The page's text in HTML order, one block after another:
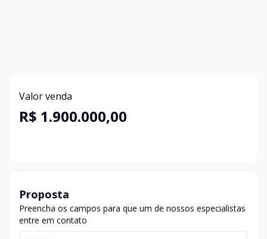
Valor venda
R$ 1.900.000,00
Proposta
Preencha os campos para que um de nossos especialistas
entre em contato